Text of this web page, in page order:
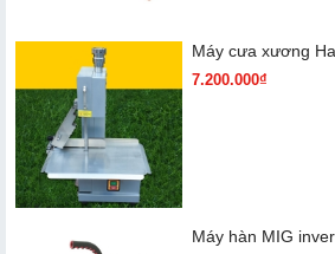
Máy cưa xương
7.200.000₫
Máy hàn MIG